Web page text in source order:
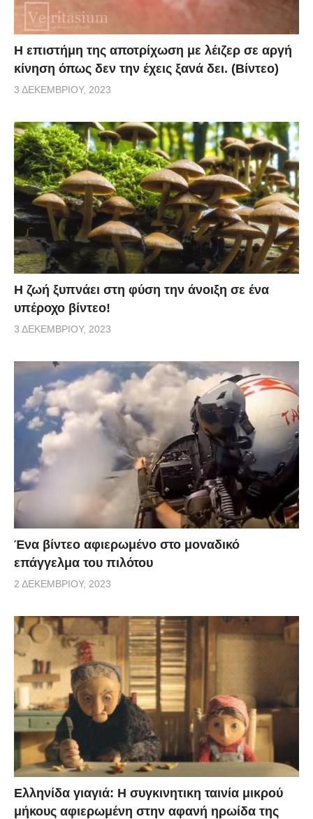
Η επιστήμη της αποτρίχωση με λέιζερ σε αργή
κίνηση όπως δεν την έχεις ξανά δει. (Βίντεο)
3 ΔΕΚΕΜΒΡΊΟΥ, 2023
Η ζωή ξυπνάει στη φύση την άνοιξη σε ένα
υπέροχο βίντεο!
3 ΔΕΚΕΜΒΡΊΟΥ, 2023
Ένα βίντεο αφιερωμένο στο μοναδικό
επάγγελμα του πιλότου
2 ΔΕΚΕΜΒΡΊΟΥ, 2023
Ελληνίδα γιαγιά: Η συγκινητικη ταινία μικρού
μήκους αφιερωμένη στην αφανή ηρωίδα της